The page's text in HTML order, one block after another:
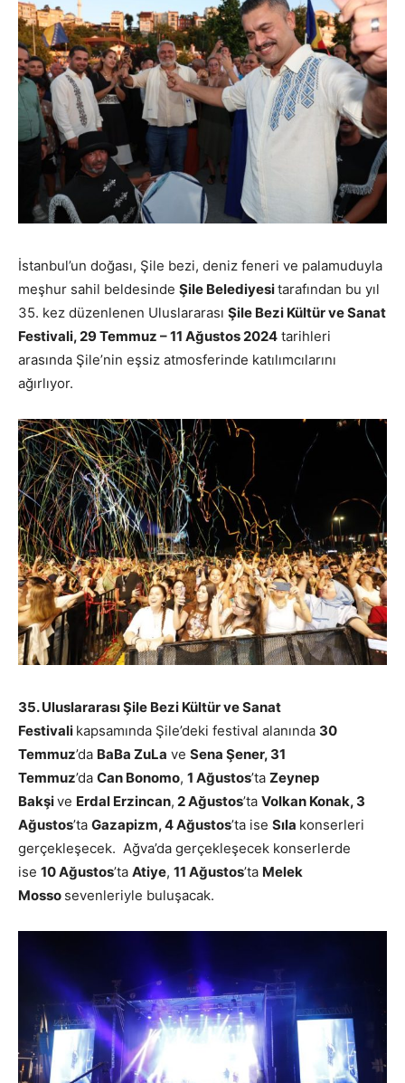
İstanbul’un doğası, Şile bezi, deniz feneri ve palamuduyla
meşhur sahil beldesinde Şile Belediyesitarafından bu yıl
35. kez düzenlenen Uluslararası Şile Bezi Kültür ve Sanat
Festivali, 29 Temmuz – 11 Ağustos 2024 tarihleri
arasında Şile’nin eşsiz atmosferinde katılımcılarını
ağırlıyor.
35. Uluslararası Şile Bezi Kültür ve Sanat
Festivali kapsamında Şile’deki festival alanında 30
Temmuz’da BaBa ZuLa ve Sena Şener, 31
Temmuz’da Can Bonomo, 1 Ağustos’ta Zeynep
Bakşive Erdal Erzincan, 2 Ağustos’ta Volkan Konak, 3
Ağustos’ta Gazapizm, 4 Ağustos’ta ise Sıla konserleri
gerçekleşecek. Ağva’da gerçekleşecek konserlerde
ise 10 Ağustos’ta Atiye, 11 Ağustos’ta Melek
Mosso sevenleriyle buluşacak.